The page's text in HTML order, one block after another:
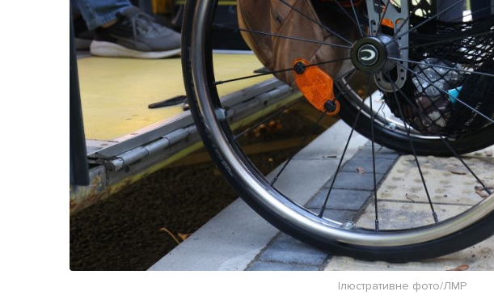
Ілюстративне фото/ЛМР